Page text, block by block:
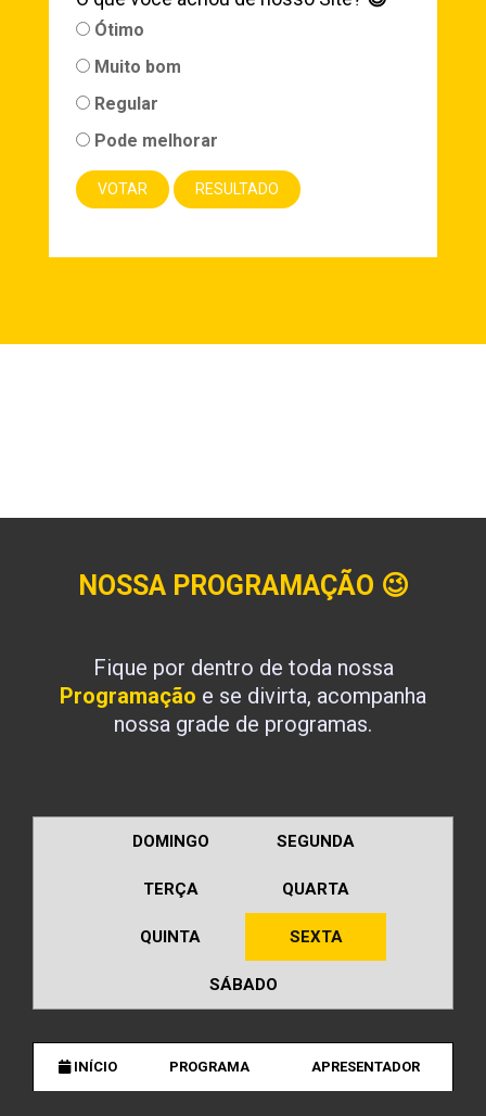
Ótimo
Muito bom
Regular
Pode melhorar
NOSSA PROGRAMAÇÃO 😉
Fique por dentro de toda nossa
Programação e se divirta, acompanha
nossa grade de programas.
DOMINGO SEGUNDA
TERÇA QUARTA
QUINTA SEXTA
SÁBADO
INÍCIO PROGRAMA APRESENTADOR